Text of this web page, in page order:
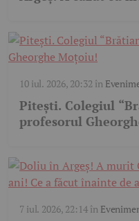
10 iul. 2026, 20:32 în
Pitești. Colegiul
profesorul
7 iul. 2026, 22:14în